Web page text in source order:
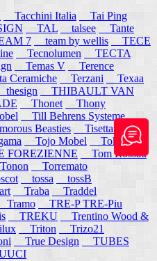
Tacchini Italia
Tai Ping
TAL talsee
Tante
7 team by wellis
TECE
Tecnolumen
TECTA
Temas V
Terence
Ceramiche Terzani
Texaa
thesign
THIBAULT VAN
Thonet
Thony
Till Behrens Systeme
Beasties
Tisettanta
Tojo Mobel
Token
FOREZIENNE
Tom Rossau
Torremato
tossa
tossB
Traba
Traddel
Tramo
TRE-P TRE-Piu
TREKU
Trentino Wood &
Triton
Trizo21
True Design
TUBES